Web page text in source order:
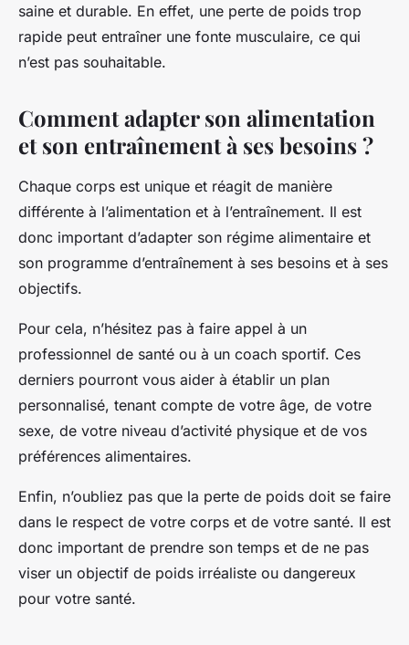
saine et durable. En effet, une perte de poids trop
rapide peut entraîner une fonte musculaire, ce qui
n’est pas souhaitable.
Comment adapter son alimentation
et son entraînement à ses besoins ?
Chaque corps est unique et réagit de manière
différente à l’alimentation et à l’entraînement. Il est
donc important d’adapter son régime alimentaire et
son programme d’entraînement à ses besoins et à ses
objectifs.
Pour cela, n’hésitez pas à faire appel à un
professionnel de santé ou à un coach sportif. Ces
derniers pourront vous aider à établir un plan
personnalisé, tenant compte de votre âge, de votre
sexe, de votre niveau d’activité physique et de vos
préférences alimentaires.
Enfin, n’oubliez pas que la perte de poids doit se faire
dans le respect de votre corps et de votre santé. Il est
donc important de prendre son temps et de ne pas
viser un objectif de poids irréaliste ou dangereux
pour votre santé.